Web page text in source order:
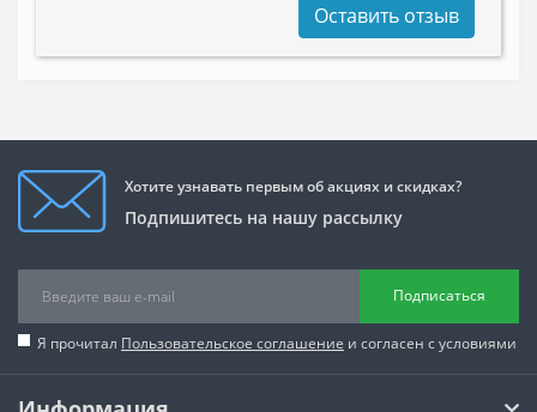
Оставить отзыв
Хотите узнавать первым об акциях и скидках?
Подпишитесь на нашу рассылку
Подписаться
Я прочитал Пользовательское соглашение и согласен с условиями